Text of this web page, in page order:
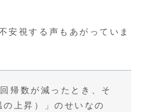
安視する声もあがっていま
帰数が減ったとき、そ
上昇）」のせいなの